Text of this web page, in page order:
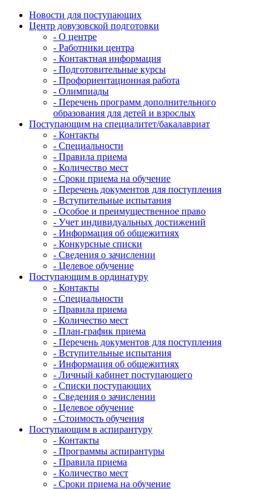
Новости для поступающих
Центр довузовской подготовки
- О центре
- Работники центра
- Контактная информация
- Подготовительные курсы
- Профориентационная работа
- Олимпиады
- Перечень программ дополнительного
образования для детей и взрослых
Поступающим на специалитет/бакалавриат
- Контакты
- Специальности
- Правила приема
- Количество мест
- Сроки приема на обучение
- Перечень документов для поступления
- Вступительные испытания
- Особое и преимущественное право
- Учет индивидуальных достижений
- Информация об общежитиях
- Конкурсные списки
- Сведения о зачислении
- Целевое обучение
Поступающим в ординатуру
- Контакты
- Специальности
- Правила приема
- Количество мест
- План-график приема
- Перечень документов для поступления
- Вступительные испытания
- Информация об общежитиях
- Личный кабинет поступающего
- Списки поступающих
- Сведения о зачислении
- Целевое обучение
- Стоимость обучения
Поступающим в аспирантуру
- Контакты
- Программы аспирантуры
- Правила приема
- Количество мест
- Сроки приема на обучение